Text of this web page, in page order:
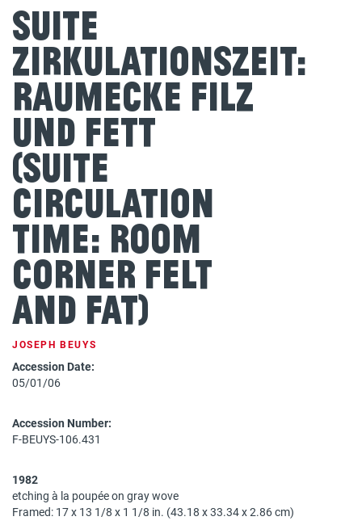
Suite
Zirkulationszeit:
Raumecke Filz
und Fett
(Suite
Circulation
Time: Room
Corner Felt
and Fat)
JOSEPH BEUYS
Accession Date:
05/01/06
Accession Number:
F-BEUYS-106.431
1982
etching à la poupée on gray wove
Framed: 17 x 13 1/8 x 1 1/8 in. (43.18 x 33.34 x 2.86 cm)